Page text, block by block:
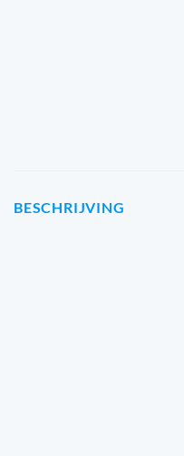
BESCHRIJVING